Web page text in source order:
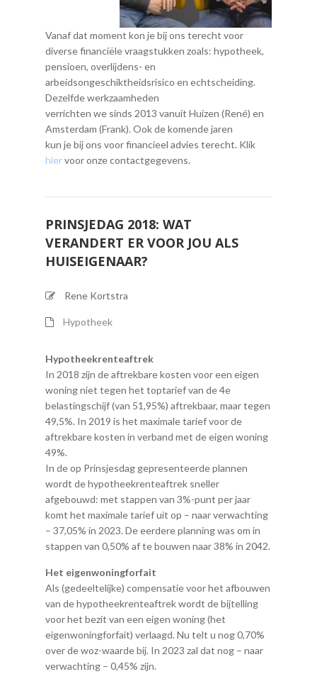
Vanaf dat moment kon je bij ons terecht voor
diverse financiële vraagstukken zoals: hypotheek,
pensioen, overlijdens- en
arbeidsongeschiktheidsrisico en echtscheiding.
Dezelfde werkzaamheden
verrichten we sinds 2013 vanuit Huizen (René) en
Amsterdam (Frank). Ook de komende jaren
kun je bij ons voor financieel advies terecht. Klik
hiervoor onze contactgegevens.
PRINSJEDAG 2018: WAT
VERANDERT ER VOOR JOU ALS
HUISEIGENAAR?
Rene Kortstra
Hypotheek
Hypotheekrenteaftrek
In 2018 zijn de aftrekbare kosten voor een eigen
woning niet tegen het toptarief van de 4e
belastingschijf (van 51,95%) aftrekbaar, maar tegen
49,5%. In 2019 is het maximale tarief voor de
aftrekbare kosten in verband met de eigen woning
49%.
In de op Prinsjesdag gepresenteerde plannen
wordt de hypotheekrenteaftrek sneller
afgebouwd: met stappen van 3%-punt per jaar
komt het maximale tarief uit op – naar verwachting
– 37,05% in 2023. De eerdere planning was om in
stappen van 0,50% af te bouwen naar 38% in 2042.
Het eigenwoningforfait
Als (gedeeltelijke) compensatie voor het afbouwen
van de hypotheekrenteaftrek wordt de bijtelling
voor het bezit van een eigen woning (het
eigenwoningforfait) verlaagd. Nu telt u nog 0,70%
over de woz-waarde bij. In 2023 zal dat nog – naar
verwachting – 0,45% zijn.